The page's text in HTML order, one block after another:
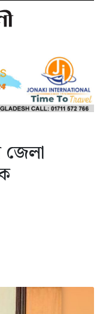
জেলা